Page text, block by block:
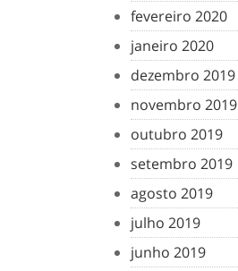
fevereiro 2020
janeiro 2020
dezembro 2019
novembro 2019
outubro 2019
setembro 2019
agosto 2019
julho 2019
junho 2019